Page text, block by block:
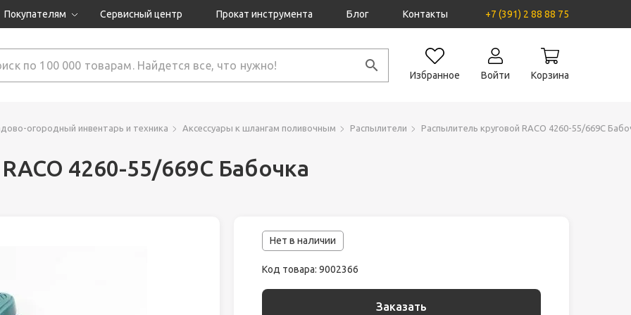
Покупателям
Как оформить заказ?
Сервисный центр Прокат инструмента Блог Контакты +7 (391) 2 88 88 75
Избранное Войти Корзина
огородный инвентарь и техника Аксессуары к шлангам поливочным Распылители Распылитель круговой RACO 4260-55/669C
4260-55/669C Бабочка
Нет в наличии
Код товара: 9002366
Заказать